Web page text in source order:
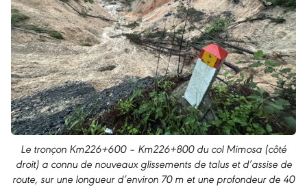
Le tronçon Km226+600 – Km226+800 du col Mimosa (côté
droit) a connu de nouveaux glissements de talus et d’assise de
route, sur une longueur d’environ 70 m et une profondeur de 40